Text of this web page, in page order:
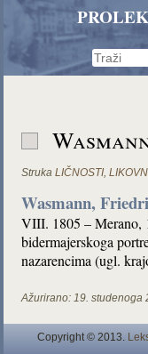
Struka LIČNOSTI,
Wasmann,
VIII. 1805 – Merano,
bidermajerskoga
nazarencima (ugl.
Ažurirano: 19. studenoga
Copyright © 2013.